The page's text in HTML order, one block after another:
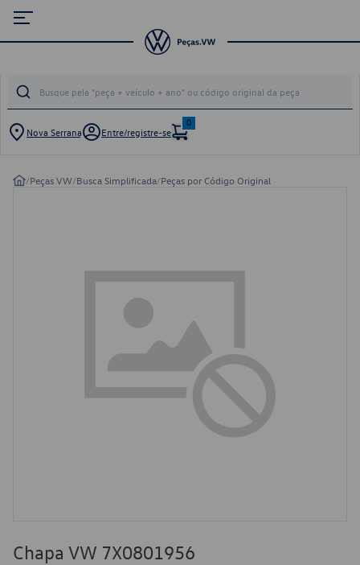
Nova Serrana Entre/registre-se
0
/Peças VW/Busca Simplificada/Peças por Código Original
Chapa VW 7X0801956